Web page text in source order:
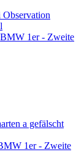
BMW 1er - Zweite
a gefälscht
1er - Zweite